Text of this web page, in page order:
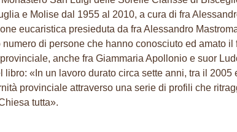
e Molise dal 1955 al 2010, a cura di fra
eucaristica presieduta da fra Alessandro
di persone che hanno conosciuto ed
anche fra Giammaria Apollonio e suor
libro: «In un lavoro durato circa sette anni, tra il
provinciale attraverso una serie di profili che
tutta».